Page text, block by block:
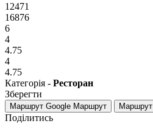
12471
16876
6
4
4.75
4
4.75
Категорія - Ресторан
Зберегти
Маршрут Google Маршрут Маршрут
Поділитись